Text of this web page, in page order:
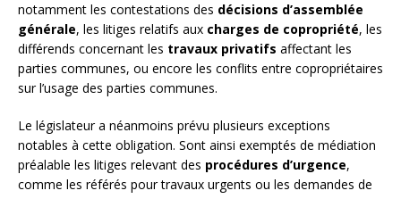
notamment les contestations des décisions d’assemblée
générale, les litiges relatifs aux charges de copropriété, les
différends concernant les travaux privatifs affectant les
parties communes, ou encore les conflits entre copropriétaires
sur l’usage des parties communes.
Le législateur a néanmoins prévu plusieurs exceptions
notables à cette obligation. Sont ainsi exemptés de médiation
préalable les litiges relevant des procédures d’urgence,
comme les référés pour travaux urgents ou les demandes de